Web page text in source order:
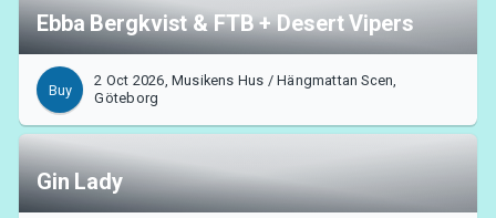
Ebba Bergkvist & FTB + Desert Vipers
Buy
2 Oct 2026, Musikens Hus / Hängmattan Scen,
Göteborg
Gin Lady